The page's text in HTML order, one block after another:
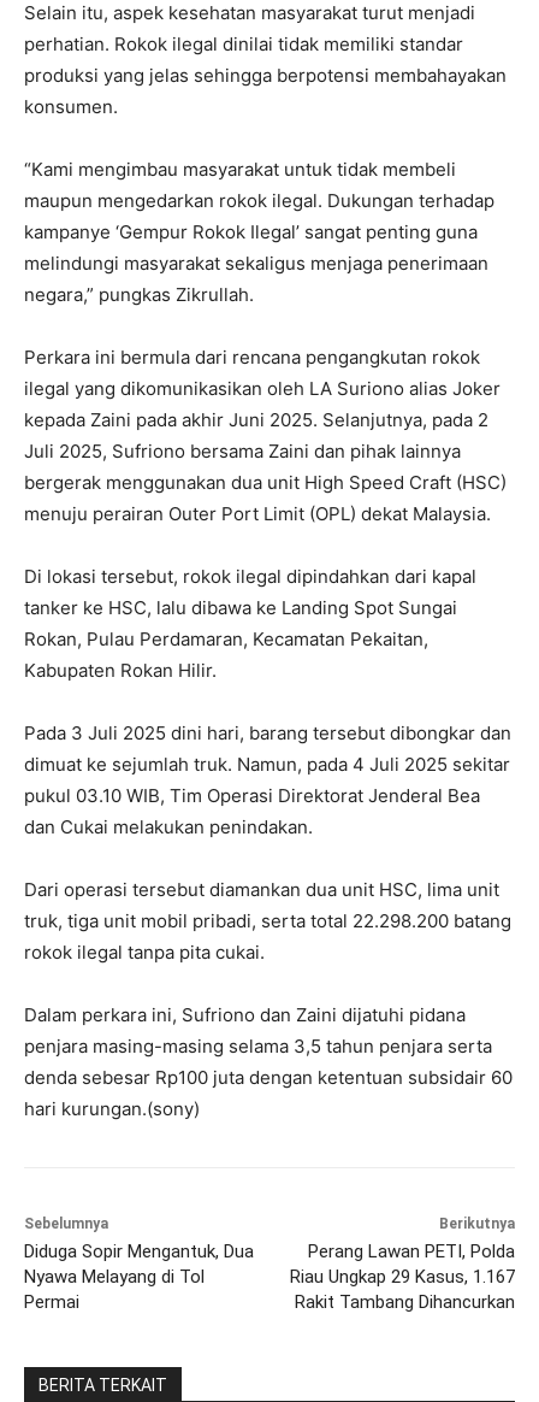
Selain itu, aspek kesehatan masyarakat turut menjadi
perhatian. Rokok ilegal dinilai tidak memiliki standar
produksi yang jelas sehingga berpotensi membahayakan
konsumen.
“Kami mengimbau masyarakat untuk tidak membeli
maupun mengedarkan rokok ilegal. Dukungan terhadap
kampanye ‘Gempur Rokok Ilegal’ sangat penting guna
melindungi masyarakat sekaligus menjaga penerimaan
negara,” pungkas Zikrullah.
Perkara ini bermula dari rencana pengangkutan rokok
ilegal yang dikomunikasikan oleh LA Suriono alias Joker
kepada Zaini pada akhir Juni 2025. Selanjutnya, pada 2
Juli 2025, Sufriono bersama Zaini dan pihak lainnya
bergerak menggunakan dua unit High Speed Craft (HSC)
menuju perairan Outer Port Limit (OPL) dekat Malaysia.
Di lokasi tersebut, rokok ilegal dipindahkan dari kapal
tanker ke HSC, lalu dibawa ke Landing Spot Sungai
Rokan, Pulau Perdamaran, Kecamatan Pekaitan,
Kabupaten Rokan Hilir.
Pada 3 Juli 2025 dini hari, barang tersebut dibongkar dan
dimuat ke sejumlah truk. Namun, pada 4 Juli 2025 sekitar
pukul 03.10 WIB, Tim Operasi Direktorat Jenderal Bea
dan Cukai melakukan penindakan.
Dari operasi tersebut diamankan dua unit HSC, lima unit
truk, tiga unit mobil pribadi, serta total 22.298.200 batang
rokok ilegal tanpa pita cukai.
Dalam perkara ini, Sufriono dan Zaini dijatuhi pidana
penjara masing-masing selama 3,5 tahun penjara serta
denda sebesar Rp100 juta dengan ketentuan subsidair 60
hari kurungan.(sony)
Sebelumnya
Diduga Sopir Mengantuk, Dua
Nyawa Melayang di Tol
Permai
Berikutnya
Perang Lawan PETI, Polda
Riau Ungkap 29 Kasus, 1.167
Rakit Tambang Dihancurkan
BERITA TERKAIT